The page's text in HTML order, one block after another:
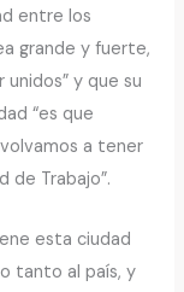
entre los
grande y fuerte,
y que su
“es que
a tener
de Trabajo”.
esta ciudad
tanto al país, y